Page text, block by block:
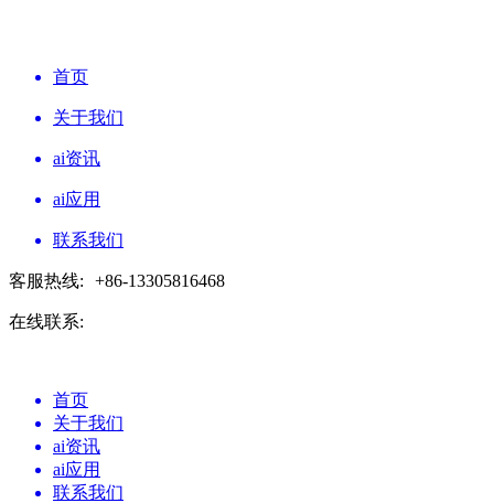
首页
关于我们
ai资讯
ai应用
联系我们
客服热线: +86-13305816468
在线联系:
首页
关于我们
ai资讯
ai应用
联系我们